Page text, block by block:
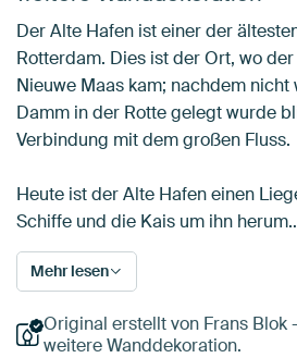
Der Alte Hafen ist einer der
Rotterdam. Dies ist der Ort, wo
Nieuwe Maas kam; nachdem nicht
Damm in der Rotte gelegt wurde
Verbindung mit dem großen Fluss.
Heute ist der Alte Hafen einen
Schiffe und die Kais um ihn
Mehr lesen
Original erstellt von Frans Blok
weitere Wanddekoration.